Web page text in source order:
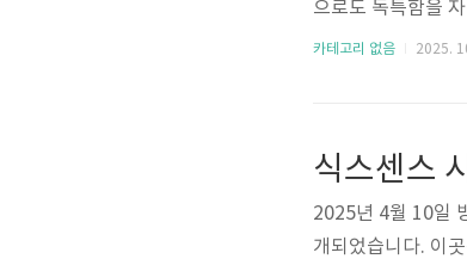
으로도 독특함을
고명과 깨소금이
국숫집에 비주얼
카테고리 없음 2025.
식스센스
2025년 4월 10일
개되었습니다. 이